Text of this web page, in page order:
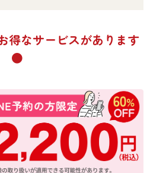
得なサービスがあります